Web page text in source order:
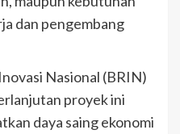
dan pengembang
Nasional (BRIN)
proyek ini
daya saing ekonomi